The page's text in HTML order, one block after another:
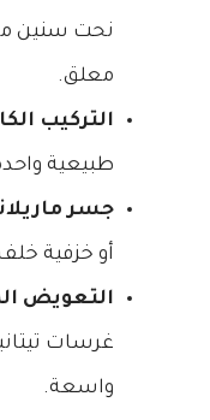
نحت سنين
معلق.
التركيب
طبيعية
جسر
أو خزفية
التعويض
غرسات
واسعة.